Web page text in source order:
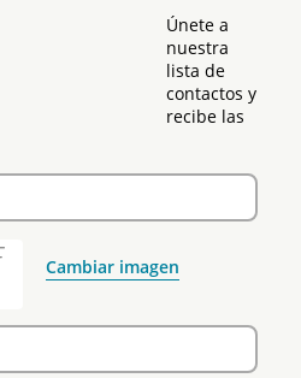
Únete a
nuestra
lista de
contactos y
recibe las
Cambiar imagen